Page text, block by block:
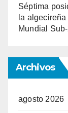
Séptima
la
Mundial
Archivos
agosto 2026